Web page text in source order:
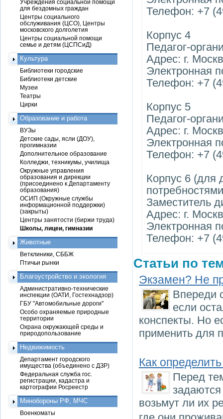
Телефон: +7
Корпус 4
Педагог-
Адрес: г.
Электронная
Телефон: +7
Корпус 5
Педагог-
Адрес: г.
Электронная
Телефон: +7
Корпус 6 (для
Заместитель
Адрес: г.
Электронная
Телефон: +7
Статьи по
Экзамен? Не
Впереди
если
конспекты. Но
применить для
Как
Перед
возьмут ли их
Учреждения социальной помощи
для бездомных граждан
Центры социального
обслуживания (ЦСО), Центры
московского долголетия
Центры социальной помощи
семье и детям (ЦСПСиД)
Культура
Библиотеки городские
Библиотеки детские
Музеи
Театры
Цирки
Образование и работа
ВУЗы
Детские сады, ясли (ДОУ),
прогимназии
Дополнительное образование
Колледжи, техникумы, училища
Окружные управления
образования и дирекции
(присоединено к Департаменту
образования)
ОСИП (Окружные службы
информационной поддержки)
(закрыты)
Центры занятости (биржи труда)
Школы, лицеи, гимназии
Животные
Ветклиники, СББЖ
Птичьи рынки
Благоустройство и экология
Административно-технические
инспекции (ОАТИ, Гостехнадзор)
ГБУ "Автомобильные дороги"
Особо охраняемые природные
территории
Охрана окружающей среды и
природопользование
Недвижимость
Департамент городского
имущества (объединено с ДЗР)
Федеральная служба гос.
регистрации, кадастра и
картографии Росреестр
Минобороны РФ, МЧС
Военкоматы